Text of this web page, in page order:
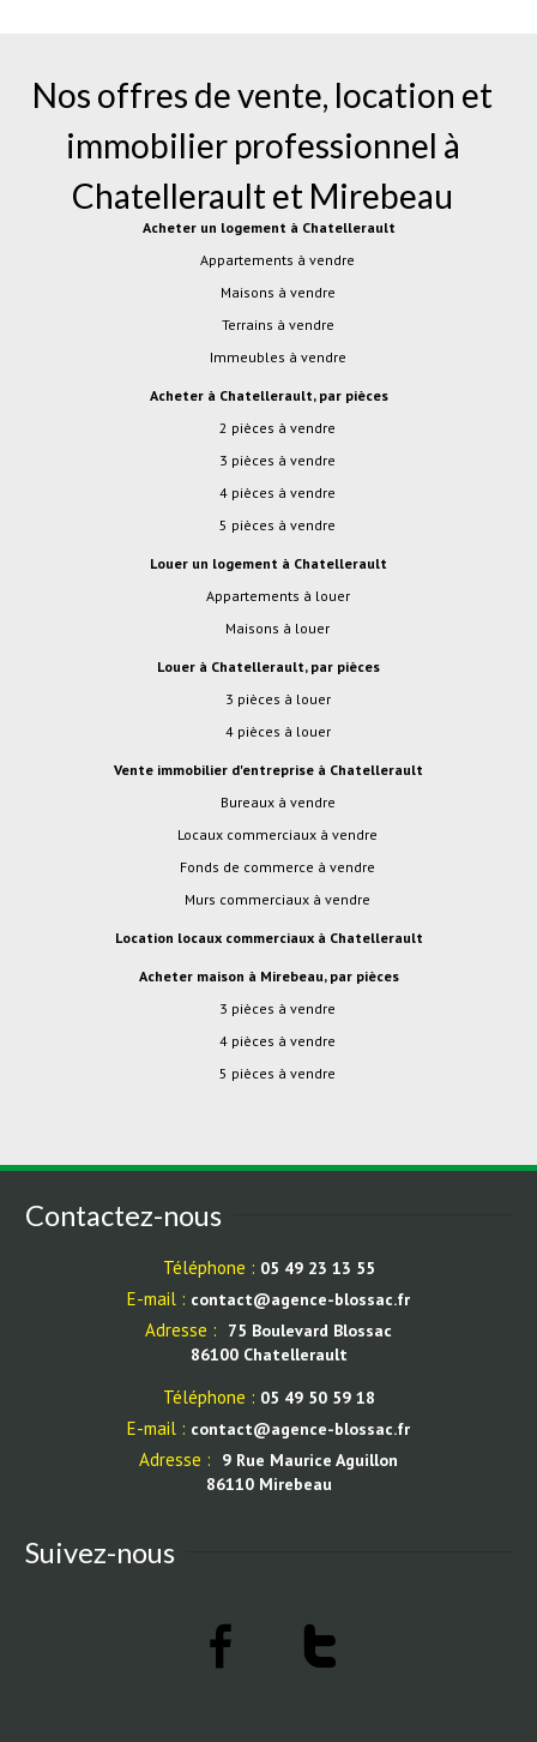
Nos offres de vente, location et
immobilier professionnel à
Chatellerault et Mirebeau
Acheter un logement à Chatellerault
Appartements à vendre
Maisons à vendre
Terrains à vendre
Immeubles à vendre
Acheter à Chatellerault, par pièces
2 pièces à vendre
3 pièces à vendre
4 pièces à vendre
5 pièces à vendre
Louer un logement à Chatellerault
Appartements à louer
Maisons à louer
Louer à Chatellerault, par pièces
3 pièces à louer
4 pièces à louer
Vente immobilier d'entreprise à Chatellerault
Bureaux à vendre
Locaux commerciaux à vendre
Fonds de commerce à vendre
Murs commerciaux à vendre
Location locaux commerciaux à Chatellerault
Acheter maison à Mirebeau, par pièces
3 pièces à vendre
4 pièces à vendre
5 pièces à vendre
Contactez-nous
Téléphone : 05 49 23 13 55
E-mail : contact@agence-blossac.fr
Adresse :
75 Boulevard Blossac
86100 Chatellerault
Téléphone : 05 49 50 59 18
E-mail : contact@agence-blossac.fr
Adresse :
9 Rue Maurice Aguillon
86110 Mirebeau
Suivez-nous